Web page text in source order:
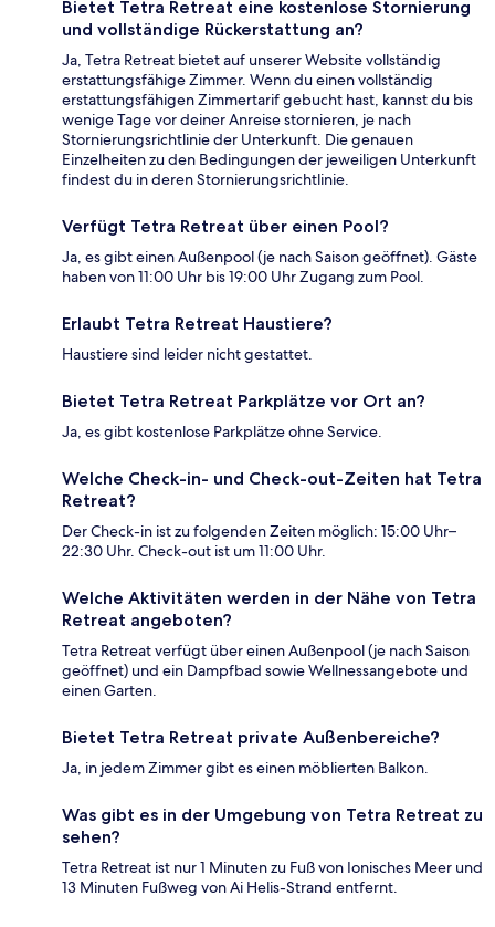
Bietet Tetra Retreat eine kostenlose Stornierung
und vollständige Rückerstattung an?
Ja, Tetra Retreat bietet auf unserer Website vollständig
erstattungsfähige Zimmer. Wenn du einen vollständig
erstattungsfähigen Zimmertarif gebucht hast, kannst du bis
wenige Tage vor deiner Anreise stornieren, je nach
Stornierungsrichtlinie der Unterkunft. Die genauen
Einzelheiten zu den Bedingungen der jeweiligen Unterkunft
findest du in deren Stornierungsrichtlinie.
Verfügt Tetra Retreat über einen Pool?
Ja, es gibt einen Außenpool (je nach Saison geöffnet). Gäste
haben von 11:00 Uhr bis 19:00 Uhr Zugang zum Pool.
Erlaubt Tetra Retreat Haustiere?
Haustiere sind leider nicht gestattet.
Bietet Tetra Retreat Parkplätze vor Ort an?
Ja, es gibt kostenlose Parkplätze ohne Service.
Welche Check-in- und Check-out-Zeiten hat Tetra
Retreat?
Der Check-in ist zu folgenden Zeiten möglich: 15:00 Uhr–
22:30 Uhr. Check-out ist um 11:00 Uhr.
Welche Aktivitäten werden in der Nähe von Tetra
Retreat angeboten?
Tetra Retreat verfügt über einen Außenpool (je nach Saison
geöffnet) und ein Dampfbad sowie Wellnessangebote und
einen Garten.
Bietet Tetra Retreat private Außenbereiche?
Ja, in jedem Zimmer gibt es einen möblierten Balkon.
Was gibt es in der Umgebung von Tetra Retreat zu
sehen?
Tetra Retreat ist nur 1 Minuten zu Fuß von Ionisches Meer und
13 Minuten Fußweg von Ai Helis-Strand entfernt.